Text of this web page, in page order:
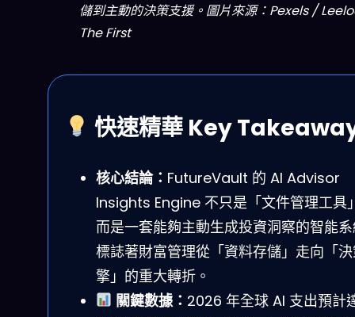
儲到主動的決策支援。圖片來源：Pexels /
The First
快速精華 Key
核心結論： FutureVault 的 AI Advisor
Insights Engine 不只是「文件管理工具
而是一套能夠主動生成投資洞察的智能
標誌著財富管理從「資料存儲」走向「
擎」的重大轉折。
關鍵數據： 2026 年全球 AI 支出預計